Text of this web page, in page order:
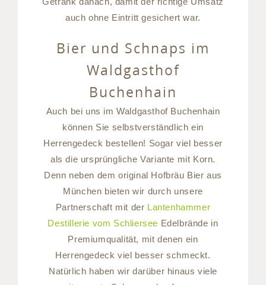
auch ohne Eintritt gesichert war.
Bier und Schnaps im
Waldgasthof
Buchenhain
Auch bei uns im Waldgasthof Buchenhain
können Sie selbstverständlich ein
Herrengedeck bestellen! Sogar viel besser
als die ursprüngliche Variante mit Korn.
Denn neben dem original Hofbräu Bier aus
München bieten wir durch unsere
Partnerschaft mit der Lantenhammer
Destillerie vom Schliersee Edelbrände in
Premiumqualität, mit denen ein
Herrengedeck viel besser schmeckt.
Natürlich haben wir darüber hinaus viele